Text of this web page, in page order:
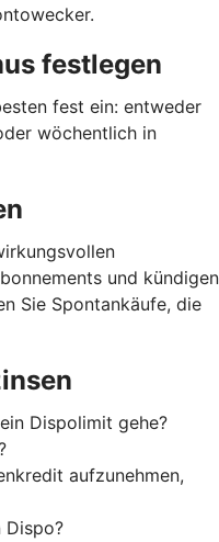
festlegen
fest ein: entweder
wöchentlich in
und kündigen
Sie Spontankäufe, die
Dispolimit gehe?
aufzunehmen,
Dispo?